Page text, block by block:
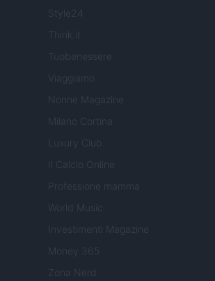
Style24
Think.it
Tuobenessere
Viaggiamo
Nonne Magazine
Milano Cortina
Luxury Club
Il Calcio Online
Professione mamma
World Music
Investimenti Magazine
Money 365
Zona Nerd